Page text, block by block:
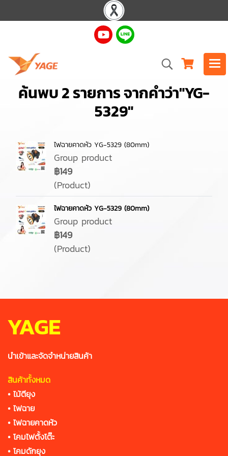
ค้นพบ 2 รายการ จากคำว่า"YG-
5329"
ไฟฉายคาดหัว YG-5329 (80mm)
Group product
฿149
(Product)
ไฟฉายคาดหัว YG-5329 (80mm)
Group product
฿149
(Product)
YAGE
นำเข้าและจัดจำหน่ายสินค้า
สินค้าทั้งหมด
• ไม้ตียุง
• ไฟฉาย
• ไฟฉายคาดหัว
• โคมไฟตั้งโต๊ะ
• โคมดักยุง